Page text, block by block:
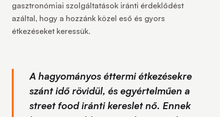
gasztronómiai szolgáltatások iránti érdeklődést
azáltal, hogy a hozzánk közel eső és gyors
étkezéseket keressük.
A hagyományos éttermi étkezésekre
szánt idő rövidül, és egyértelműen a
street food iránti kereslet nő. Ennek